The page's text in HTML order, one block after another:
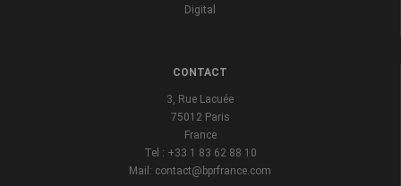
Digital
CONTACT
3, Rue Lacuée
75012 Paris
France
Tel : +33 1 83 62 88 10
Mail: contact@bprfrance.com